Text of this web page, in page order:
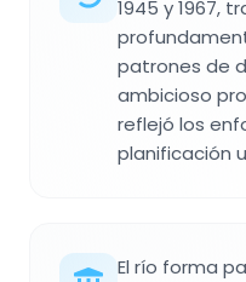
1945 y 1967,
patrones de
ambicioso
reflejó los
planificación
El río forma